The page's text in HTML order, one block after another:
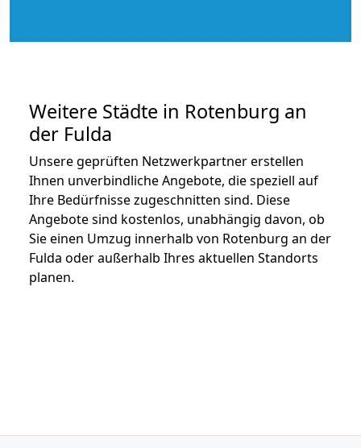
Weitere Städte in Rotenburg an
der Fulda
Unsere geprüften Netzwerkpartner erstellen
Ihnen unverbindliche Angebote, die speziell auf
Ihre Bedürfnisse zugeschnitten sind. Diese
Angebote sind kostenlos, unabhängig davon, ob
Sie einen Umzug innerhalb von Rotenburg an der
Fulda oder außerhalb Ihres aktuellen Standorts
planen.